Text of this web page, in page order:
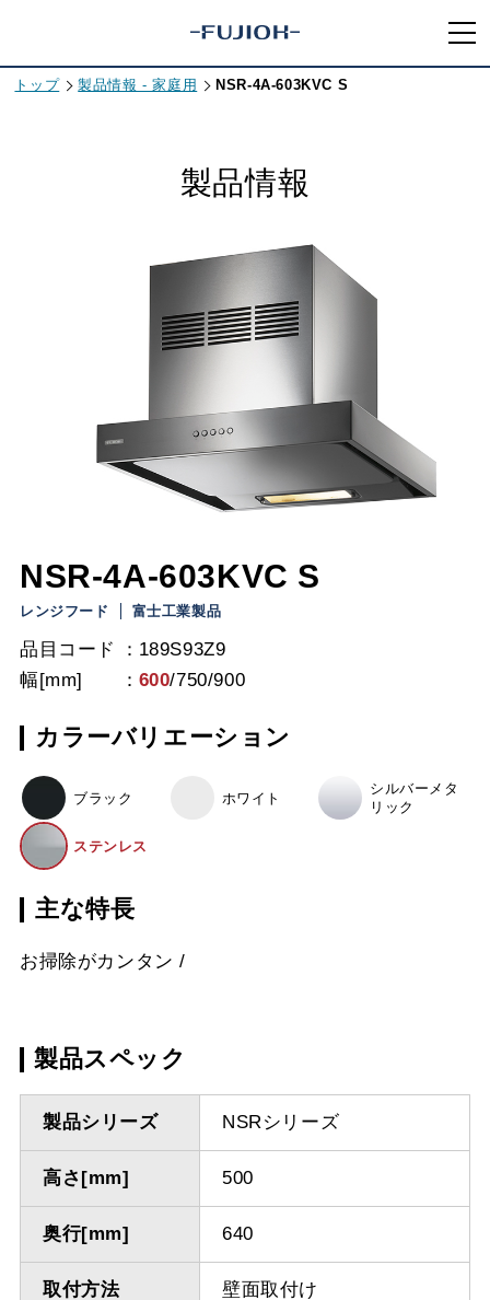
トップ 製品情報 - 家庭用 NSR-4A-603KVC S
製品情報
NSR-4A-603KVC S
レンジフード 富士工業製品
品目コード
189S93Z9
幅[mm]
600/750/900
カラーバリエーション
ブラック ホワイト
シルバーメタ
リック
ステンレス
主な特長
お掃除がカンタン
製品スペック
製品シリーズ NSRシリーズ
高さ[mm] 500
奥行[mm] 640
取付方法 壁面取付け